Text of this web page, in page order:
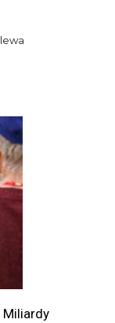
Miliardy